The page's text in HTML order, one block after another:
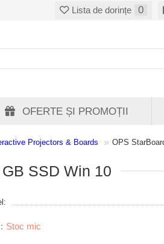
Lista de dorințe 0
OFERTE ȘI PROMOȚII
Projectors & Boards OPS
SSD Win 10
Stoc mic